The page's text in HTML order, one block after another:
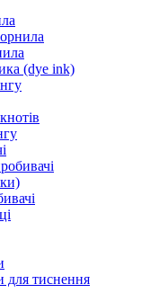
(dye ink)
для тиснення